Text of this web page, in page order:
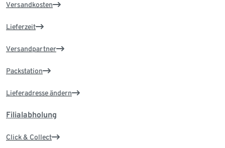
Versandkosten
Lieferzeit
Versandpartner
Packstation
Lieferadresse ändern
Filialabholung
Click & Collect